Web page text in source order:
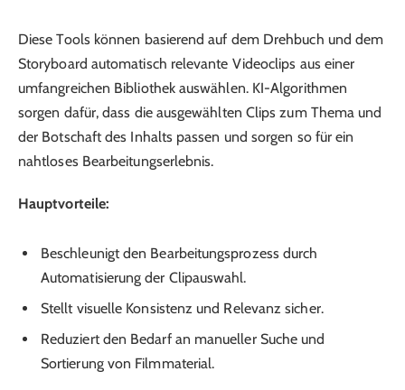
Diese Tools können basierend auf dem Drehbuch und dem
Storyboard automatisch relevante Videoclips aus einer
umfangreichen Bibliothek auswählen. KI-Algorithmen
sorgen dafür, dass die ausgewählten Clips zum Thema und
der Botschaft des Inhalts passen und sorgen so für ein
nahtloses Bearbeitungserlebnis.
Hauptvorteile:
Beschleunigt den Bearbeitungsprozess durch
Automatisierung der Clipauswahl.
Stellt visuelle Konsistenz und Relevanz sicher.
Reduziert den Bedarf an manueller Suche und
Sortierung von Filmmaterial.